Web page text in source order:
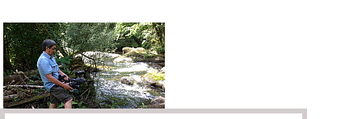
Accueil
RUBRIQUES
Agenda